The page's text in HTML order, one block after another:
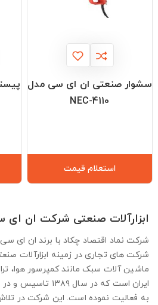
سشوار صنعتی ان ای سی مدل
NEC-4110
استعلام قیمت
ابزارآلات صنعتی شرکت ان ای
شرکت های تجاری در زمینه ابزارآلات
ماشین آلات سبک مانند کمپرسور هوا،
ایران است که در سال
به فعالیت نموده است. این شرکت در